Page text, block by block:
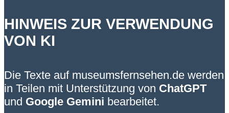
HINWEIS ZUR VERWENDUNG
VON KI
Die Texte auf museumsfernsehen.de werden
in Teilen mit Unterstützung von ChatGPT
und Google Gemini bearbeitet.